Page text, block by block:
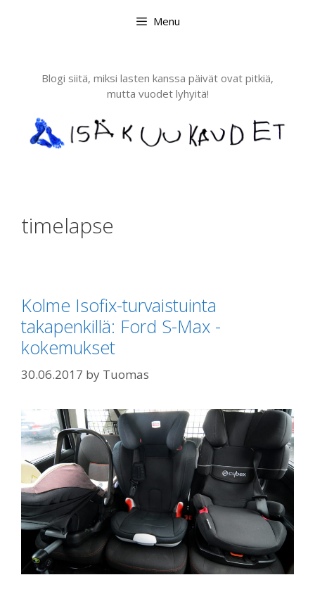
Menu
Blogi siitä, miksi lasten kanssa päivät ovat pitkiä,
mutta vuodet lyhyitä!
timelapse
Kolme Isofix-turvaistuinta
takapenkillä: Ford S-Max -
kokemukset
30.06.2017 by Tuomas